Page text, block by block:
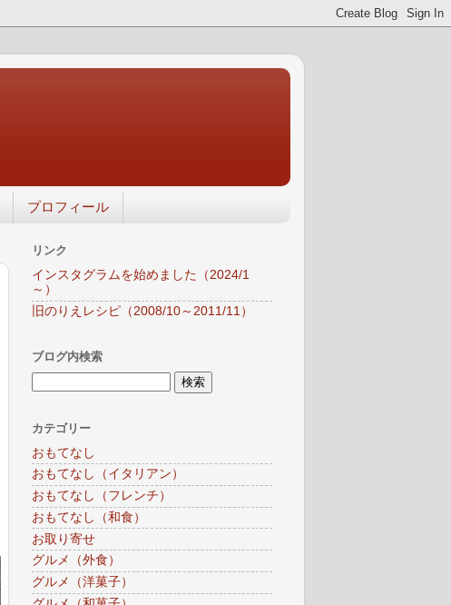
プロフィール
リンク
インスタグラムを始めました（2024/1
～）
旧のりえレシピ（2008/10～2011/11）
ブログ内検索
カテゴリー
おもてなし
おもてなし（イタリアン）
おもてなし（フレンチ）
おもてなし（和食）
お取り寄せ
グルメ（外食）
グルメ（洋菓子）